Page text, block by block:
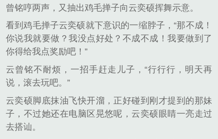
曾铭哼两声，又抽出鸡毛掸子向云奕硕挥舞示意。
看到鸡毛掸子云奕硕就下意识的一缩脖子，“那不成！
你说我就要做？我没点好处？不成不成！我要做到了
你得给我点奖励吧！”
云曾铭不耐烦，一招手赶走儿子，“行行行，明天再
说，滚去玩吧。”
云奕硕脚底抹油飞快开溜，正好碰到刚才提到的那妹
子，不过她还在电脑区晃悠呢，云奕硕眼睛一亮走过
去搭讪。